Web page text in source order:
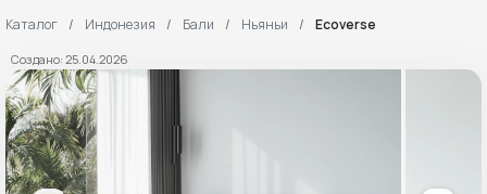
Каталог Индонезия Бали Ньяньи Ecoverse
Создано: 25.04.2026